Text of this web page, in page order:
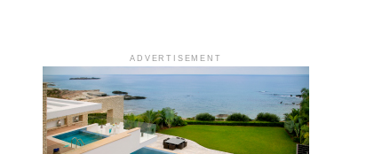
ADVERTISEMENT